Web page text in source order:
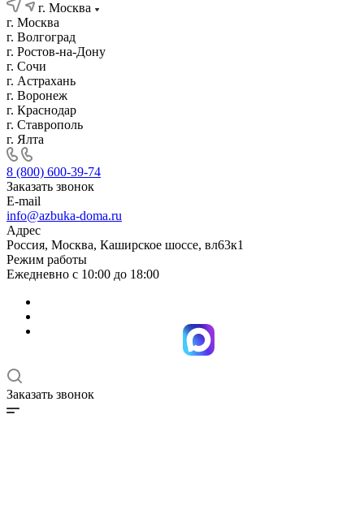
г. Москва
г. Москва
г. Волгоград
г. Ростов-на-Дону
г. Сочи
г. Астрахань
г. Воронеж
г. Краснодар
г. Ставрополь
г. Ялта
8 (800) 600-39-74
Заказать звонок
E-mail
info@azbuka-doma.ru
Адрес
Россия, Москва, Каширское шоссе, вл63к1
Режим работы
Ежедневно с 10:00 до 18:00
Заказать звонок